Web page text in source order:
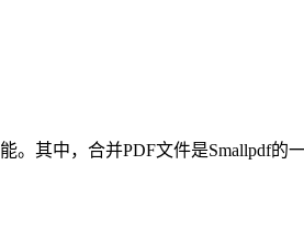
。其中，合并PDF文件是Smallpdf